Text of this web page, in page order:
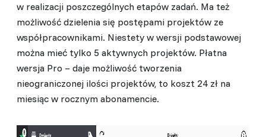
w realizacji poszczególnych etapów zadań. Ma też
możliwość dzielenia się postępami projektów ze
współpracownikami. Niestety w wersji podstawowej
można mieć tylko 5 aktywnych projektów. Płatna
wersja Pro – daje możliwość tworzenia
nieograniczonej ilości projektów, to koszt 24 zł na
miesiąc w rocznym abonamencie.